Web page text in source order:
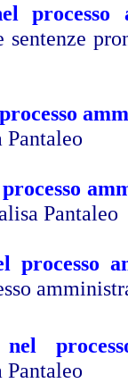
sentenze
Pantaleo
processo